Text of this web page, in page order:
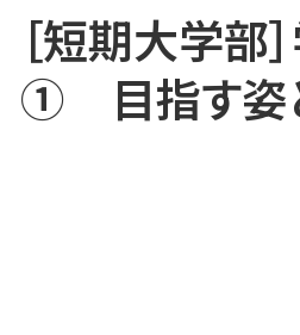
［短期大学部
① 目指す姿